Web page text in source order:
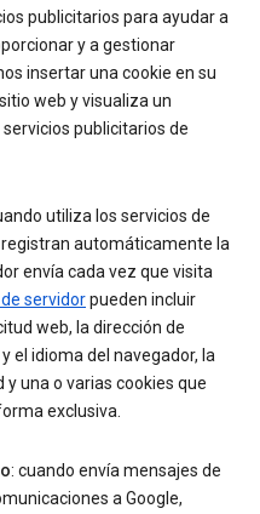
publicitarios para ayudar a
y a gestionar
insertar una cookie en su
web y visualiza un
publicitarios de
utiliza los servicios de
automáticamente la
envía cada vez que visita
servidorpueden incluir
web, la dirección de
el idioma del navegador, la
una o varias cookies que
exclusiva.
: cuando envía mensajes de
a Google,